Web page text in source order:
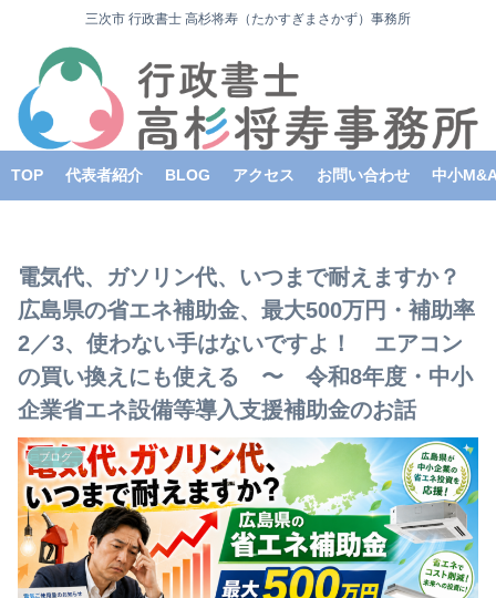
三次市 行政書士 高杉将寿（たかすぎまさかず）事務所
TOP 代表者紹介 BLOG アクセス お問い合わせ 中小
電気代、ガソリン代、いつまで耐えますか？
広島県の省エネ補助金、最大500万円・補助率
2／3、使わない手はないですよ！ エアコン
の買い換えにも使える 〜 令和8年度・中小
企業省エネ設備等導入支援補助金のお話
ブログ